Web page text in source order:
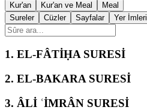
Kur'an Kur'an ve Meal
Meal
Sureler
Cüzler Sayfalar Yer İmleri
1. EL-FÂTİḤA SURESİ
2. EL-BAKARA SURESİ
3. ÂLİ ʿİMRÂN SURESİ